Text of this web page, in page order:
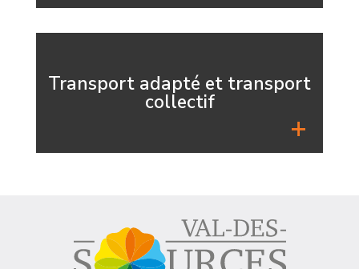
Transport adapté et transport
collectif